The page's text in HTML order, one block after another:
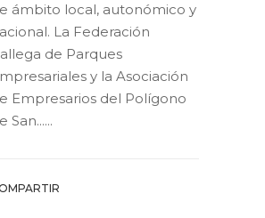
ámbito local, autonómico y
La Federación
de Parques
y la Asociación
Empresarios del Polígono
San......